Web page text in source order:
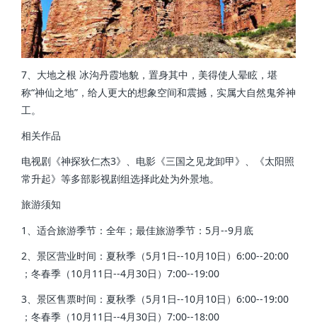
7、大地之根 冰沟丹霞地貌，置身其中，美得使人晕眩，堪
称“神仙之地”，给人更大的想象空间和震撼，实属大自然鬼斧神
工。
相关作品
电视剧《神探狄仁杰3》、电影《三国之见龙卸甲》、《太阳照
常升起》等多部影视剧组选择此处为外景地。
旅游须知
1、适合旅游季节：全年；最佳旅游季节：5月--9月底
2、景区营业时间：夏秋季（5月1日--10月10日）6:00--20:00
；冬春季（10月11日--4月30日）7:00--19:00
3、景区售票时间：夏秋季（5月1日--10月10日）6:00--19:00
；冬春季（10月11日--4月30日）7:00--18:00